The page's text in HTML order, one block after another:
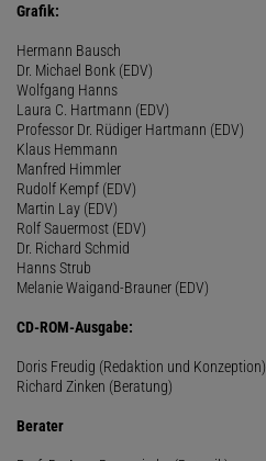
Grafik:
Hermann Bausch
Dr. Michael Bonk (EDV)
Wolfgang Hanns
Laura C. Hartmann (EDV)
Professor Dr. Rüdiger Hartmann (EDV)
Klaus Hemmann
Manfred Himmler
Rudolf Kempf (EDV)
Martin Lay (EDV)
Rolf Sauermost (EDV)
Dr. Richard Schmid
Hanns Strub
Melanie Waigand-Brauner (EDV)
CD-ROM-Ausgabe:
Doris Freudig (Redaktion und Konzeption)
Richard Zinken (Beratung)
Berater